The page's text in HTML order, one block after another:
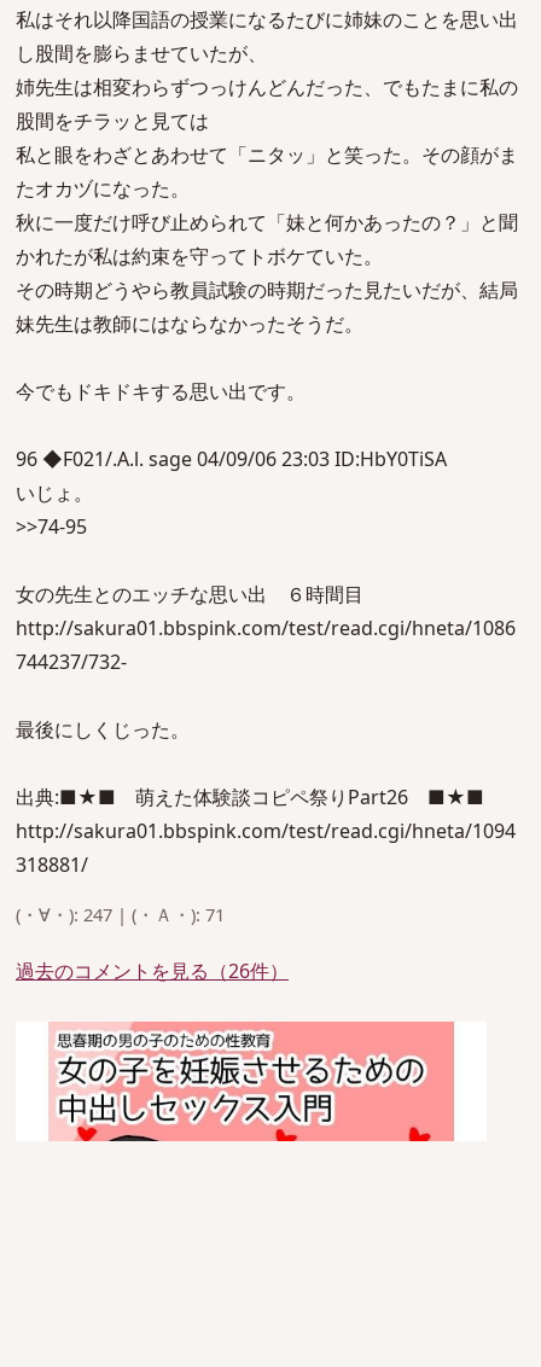
私はそれ以降国語の授業になるたびに姉妹のことを思い出
し股間を膨らませていたが、
姉先生は相変わらずつっけんどんだった、でもたまに私の
股間をチラッと見ては
私と眼をわざとあわせて「ニタッ」と笑った。その顔がま
たオカヅになった。
秋に一度だけ呼び止められて「妹と何かあったの？」と聞
かれたが私は約束を守ってトボケていた。
その時期どうやら教員試験の時期だった見たいだが、結局
妹先生は教師にはならなかったそうだ。
今でもドキドキする思い出です。
96 ◆F021/.A.l. sage 04/09/06 23:03 ID:HbY0TiSA
いじょ。
>>74-95
女の先生とのエッチな思い出 ６時間目
http://sakura01.bbspink.com/test/read.cgi/hneta/1086
744237/732-
最後にしくじった。
出典:■★■ 萌えた体験談コピペ祭りPart26 ■★■
http://sakura01.bbspink.com/test/read.cgi/hneta/1094
318881/
(・∀・): 247 | (・Ａ・): 71
過去のコメントを見る（26件）